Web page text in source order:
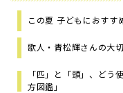
この夏 子どもにおすす
歌人・青松輝さんの大
「匹」と「頭」、ど
方図鑑」